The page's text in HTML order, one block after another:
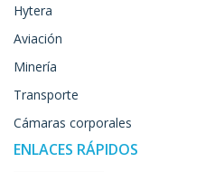
Hytera
Aviación
Minería
Transporte
Cámaras corporales
ENLACES RÁPIDOS